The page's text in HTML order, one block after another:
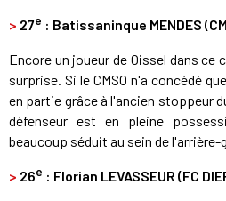
> 27e : Batissaninque MENDES
Encore un joueur de Oissel dans ce
surprise. Si le CMSO n'a concédé
en partie grâce à l'ancien stoppeur
défenseur est en pleine
beaucoup séduit au sein de l'arrière-
> 26e : Florian LEVASSEUR (FC